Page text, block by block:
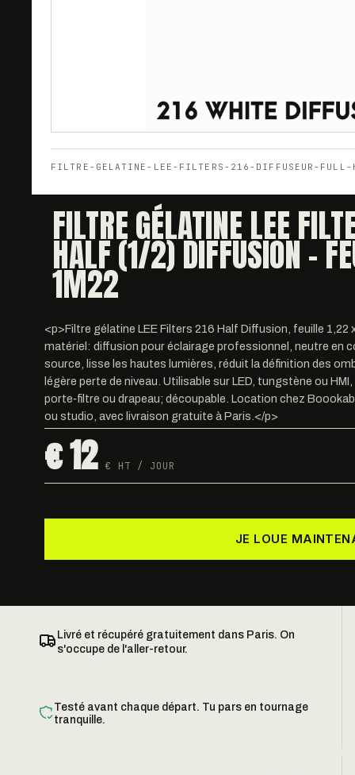
FILTRE-GELATINE-LEE-FILTERS-216-DIFFUSEUR-
FILTRE GÉLATINE LEE
HALF (1/2) DIFFUSION -
1M22
<p>Filtre gélatine LEE Filters 216 Half Diffusion, feuille 1,22
matériel: diffusion pour éclairage professionnel, neutre en
source, lisse les hautes lumières, réduit la définition des
légère perte de niveau. Utilisable sur LED, tungstène ou
porte‑filtre ou drapeau; découpable. Location chez
ou studio, avec livraison gratuite à Paris.</p>
€ 12 € HT / JOUR
JE LOUE
Livré et récupéré gratuitement dans Paris. On
s'occupe de l'aller-retour.
Testé avant chaque départ. Tu pars en tournage
tranquille.